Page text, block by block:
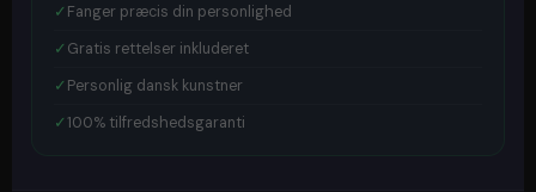
✓ Fanger præcis din personlighed
✓ Gratis rettelser inkluderet
✓ Personlig dansk kunstner
✓100% tilfredshedsgaranti